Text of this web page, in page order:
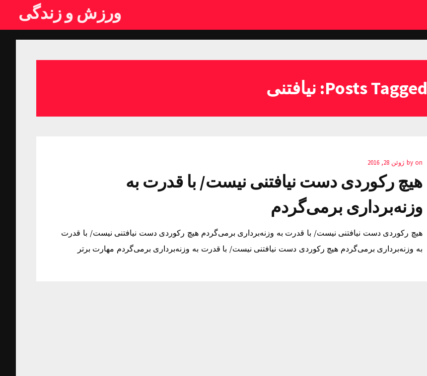
ورزش و زندگی
Posts Tagged: نیافتنی
by on ژوئن 28, 2016
هیچ رکوردی دست نیافتنی نیست/ با قدرت به
وزنه‌برداری برمی‌گردم
هیچ رکوردی دست نیافتنی نیست/ با قدرت به وزنه‌برداری برمی‌گردم هیچ رکوردی دست نیافتنی نیست/ با قدرت
به وزنه‌برداری برمی‌گردم هیچ رکوردی دست نیافتنی نیست/ با قدرت به وزنه‌برداری برمی‌گردم مهارت برتر